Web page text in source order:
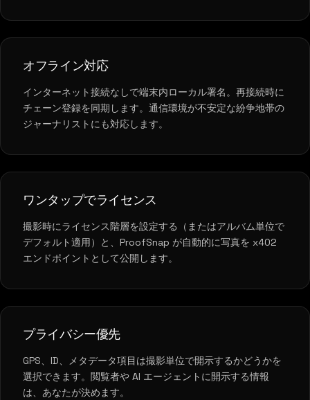
オフライン対応
インターネット接続なしで端末内ローカル署名。再接続時に
チェーン登録を同期します。通信環境が不安定な紛争地帯の
ジャーナリストにも対応します。
ワンタップでライセンス
撮影時にライセンス階層を設定する（またはアルバム単位で
デフォルト適用）と、ProofSnap が自動的に写真を x402
エンドポイントとして公開します。
プライバシー優先
GPS、ID、メタデータ項目は撮影単位で開示するかどうかを
選択できます。閲覧者や AI エージェントに開示する情報
は、あなたが決めます。